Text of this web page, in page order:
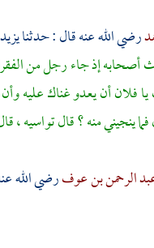
رضي الله عنه قال : حدثنايزيد
أصحابه إذ جاء رجل من
أن يعدو غناك عليه
فما ينجيني منه ؟ قال
الرحمن بن عوفرضي الله